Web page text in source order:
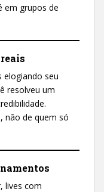
em grupos de
elogiando seu
resolveu um
não de quem só
lives com